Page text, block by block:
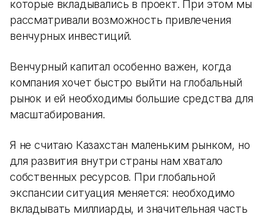
которые вкладывались в проект. При этом мы
рассматривали возможность привлечения
венчурных инвестиций.
Венчурный капитал особенно важен, когда
компания хочет быстро выйти на глобальный
рынок и ей необходимы большие средства для
масштабирования.
Я не считаю Казахстан маленьким рынком, но
для развития внутри страны нам хватало
собственных ресурсов. При глобальной
экспансии ситуация меняется: необходимо
вкладывать миллиарды, и значительная часть